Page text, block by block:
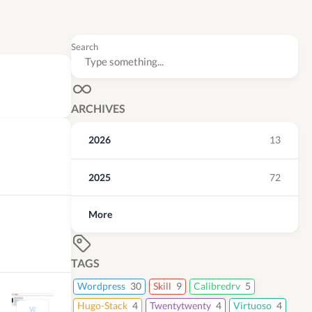
Search
ARCHIVES
2026 13
2025 72
More
TAGS
Wordpress 30 Skill 9 Calibredrv 5
Hugo-Stack 4 Twentytwenty 4 Virtuoso 4